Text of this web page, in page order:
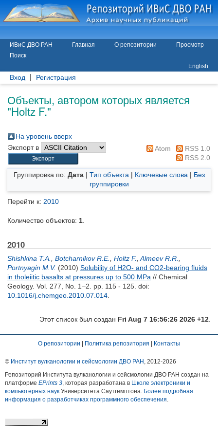
ИВиС ДВО РАН Главная О репозитории
Просмотр
Поиск
English
Вход Регистрация
Объекты, автором которых является
"Holtz F."
На уровень вверх
Экспорт в
Atom
RSS 1.0
RSS 2.0
Группировка по: Дата| Тип объекта | Ключевые слова | Без
группировки
Перейти к: 2010
Количество объектов: 1
2010
Shishkina T.A. Botcharnikov R.E. Holtz F. Almeev R.R.
Portnyagin M.V. (2010) Solubility of H2O- and CO2-bearing fluids
in tholeiitic basalts at pressures up to 500 MPa // Chemical
Geology. Vol. 277, No. 1–2. pp. 115 - 125. doi:
10.1016/j.chemgeo.2010.07.014
Этот список был создан Fri Aug 7 16:56:26 2026 +12
О репозитории Политика репозитория Контакты
© Институт вулканологии и сейсмологии ДВО РАН , 2012-2026
Репозиторий Института вулканологии и сейсмологии ДВО РАН создан на
платформе EPrints 3, которая разработана в Школе электроники и
компьютерных наук Университета Саутгемптона. Более подробная
информация о разработчиках программного обеспечения.